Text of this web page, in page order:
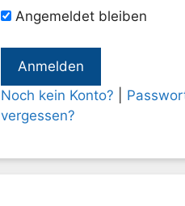
Angemeldet bleiben
Noch kein Konto?
vergessen?